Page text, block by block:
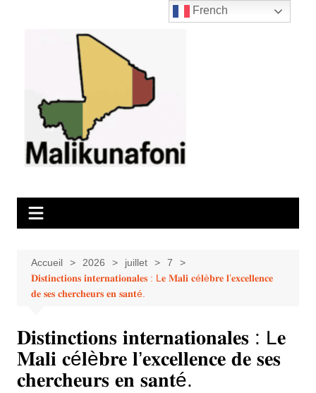
Accueil 2026 juillet
7
𝐃𝐢𝐬𝐭𝐢𝐧𝐜𝐭𝐢𝐨𝐧𝐬 𝐢𝐧𝐭𝐞𝐫𝐧𝐚𝐭𝐢𝐨𝐧𝐚𝐥𝐞𝐬 : L𝐞 𝐌𝐚𝐥𝐢 𝐜é𝐥è𝐛𝐫𝐞 𝐥’𝐞𝐱𝐜𝐞𝐥𝐥𝐞𝐧𝐜𝐞
𝐝𝐞 𝐬𝐞𝐬 𝐜𝐡𝐞𝐫𝐜𝐡𝐞𝐮𝐫𝐬 𝐞𝐧 𝐬𝐚𝐧𝐭é.
𝐃𝐢𝐬𝐭𝐢𝐧𝐜𝐭𝐢𝐨𝐧𝐬 𝐢𝐧𝐭𝐞𝐫𝐧𝐚𝐭𝐢𝐨𝐧𝐚𝐥𝐞𝐬 : L𝐞
𝐌𝐚𝐥𝐢 𝐜é𝐥è𝐛𝐫𝐞 𝐥’𝐞𝐱𝐜𝐞𝐥𝐥𝐞𝐧𝐜𝐞 𝐝𝐞 𝐬𝐞𝐬
𝐜𝐡𝐞𝐫𝐜𝐡𝐞𝐮𝐫𝐬 𝐞𝐧 𝐬𝐚𝐧𝐭é.
French